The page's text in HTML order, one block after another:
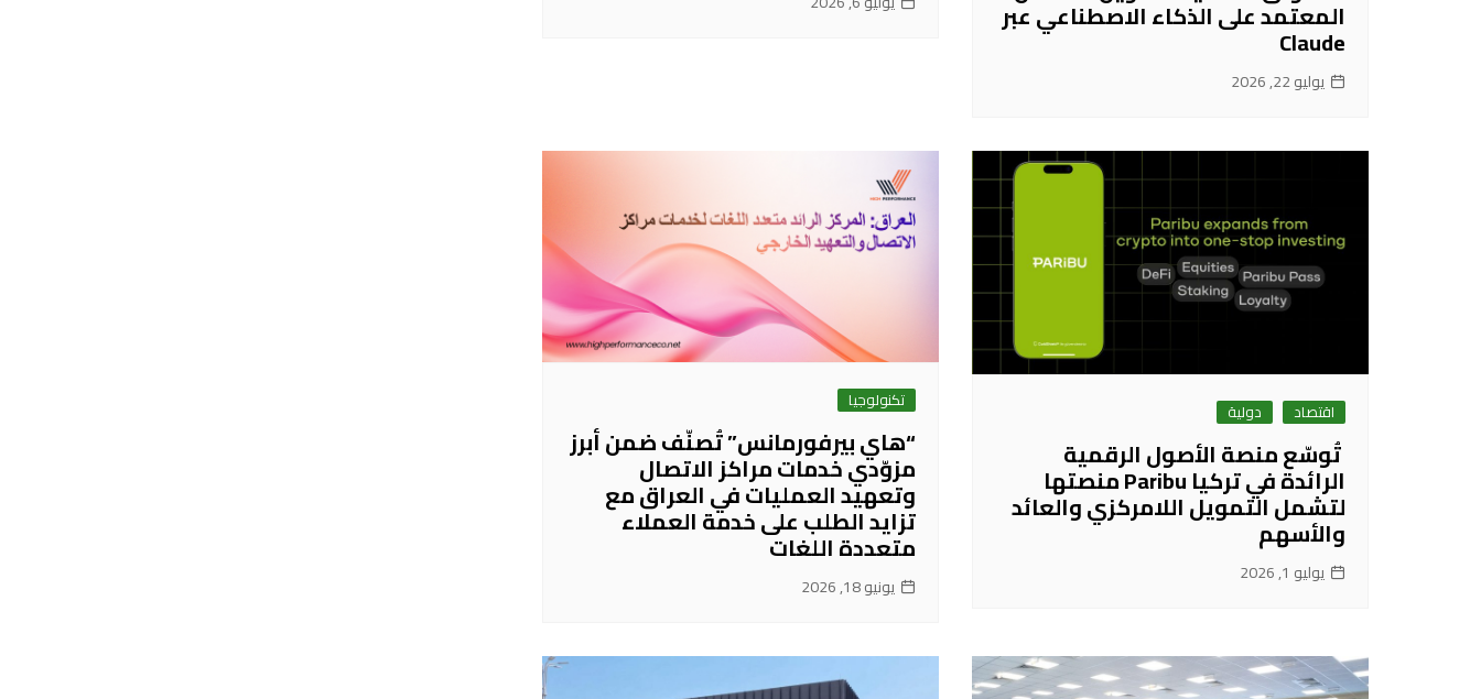
المعتمد على الذكاء الاصطناعي عبر
Claude
يوليو 22, 2026
اقتصاد دولية
تُوسّع منصة الأصول الرقمية
الرائدة في تركيا Paribu منصتها
لتشمل التمويل اللامركزي والعائد
والأسهم
يوليو 1, 2026
تكنولوجيا
“هاي بيرفورمانس” تُصنّف ضمن أبرز
مزوّدي خدمات مراكز الاتصال
وتعهيد العمليات في العراق مع
تزايد الطلب على خدمة العملاء
متعددة اللغات
يونيو 18, 2026